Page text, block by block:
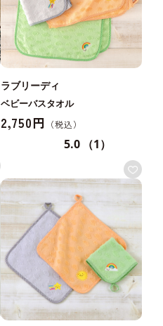
ラブリーディ
ベビーバスタオル
2,750円
5.0 （1）